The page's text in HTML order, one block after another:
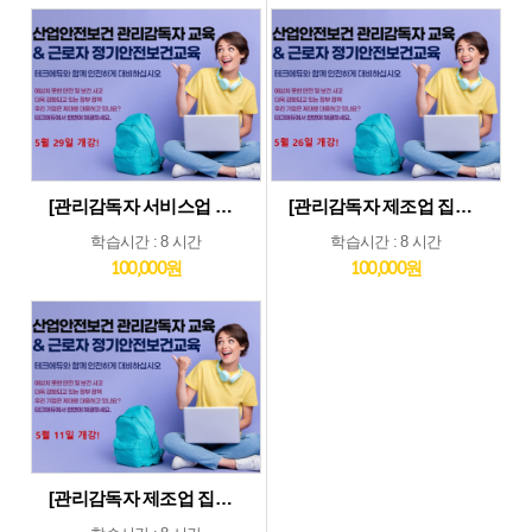
[관리감독자 서비스업 및 기타업 집체교육_5월29일] 기타업종 및 서비스업종 관리감독자 집체 교육...5월29일 개강
학습시간 : 8 시간
100,000원
[관리감독자 제조업 집체교육_5월26일] 제조업종 관리감독자 집체 교육...5월26일 개강
학습시간 : 8 시간
100,000원
[관리감독자 제조업 집체교육_5월11일] 제조업종 관리감독자 집체 교육...5월11일 개강